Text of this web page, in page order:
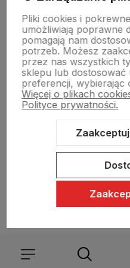
Swiat Edibutik
Sklep internetowy Shoper
Pliki cookies i
umożliwiają poprawne
pomagają nam
potrzeb. Możesz
przez nas wszystkich
sklepu lub
preferencji, wybierając
Więcej o plikach
Polityce prywatności.